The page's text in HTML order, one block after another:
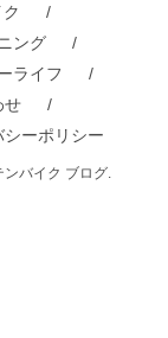
ング
ライフ
せ
シーポリシー
バイク ブログ.